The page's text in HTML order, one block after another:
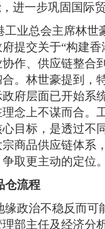
进一步巩固国际
工业总会主席林世
提交关于“构建
作、供应链整合
。林世豪提到，
府层面已开始系
念上不谋而合。
目标，是透过不
商品供应链体系
取更主动的定位
仓流程
缘政治不稳反而可
部主任及经济分